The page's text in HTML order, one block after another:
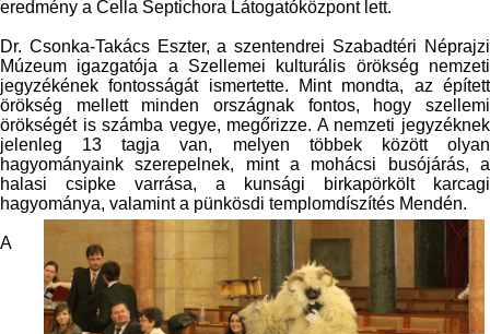
eredmény a Cella Septichora Látogatóközpont lett.
Dr. Csonka-Takács Eszter, a szentendrei Szabadtéri Néprajzi
Múzeum igazgatója a Szellemei kulturális örökség nemzeti
jegyzékének fontosságát ismertette. Mint mondta, az épített
örökség mellett minden országnak fontos, hogy szellemi
örökségét is számba vegye, megőrizze. A nemzeti jegyzéknek
jelenleg 13 tagja van, melyen többek között olyan
hagyományaink szerepelnek, mint a mohácsi busójárás, a
halasi csipke varrása, a kunsági birkapörkölt karcagi
hagyománya, valamint a pünkösdi templomdíszítés Mendén.
A